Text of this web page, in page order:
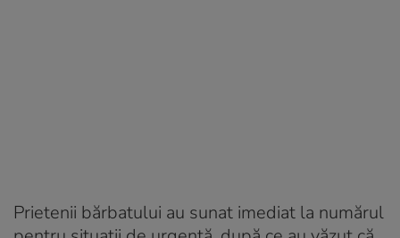
Prietenii bărbatului au sunat imediat la numărul